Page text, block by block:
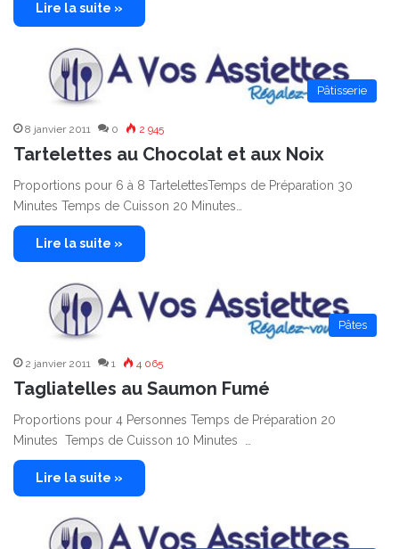
Lire la suite »
Pâtisserie
8 janvier 2011 0 2 945
Tartelettes au Chocolat et aux Noix
Proportions pour 6 à 8 TartelettesTemps de Préparation 30
Minutes Temps de Cuisson 20 Minutes…
Lire la suite »
Pâtes
2 janvier 2011 1 4 065
Tagliatelles au Saumon Fumé
Proportions pour 4 Personnes Temps de Préparation 20
Minutes Temps de Cuisson 10 Minutes …
Lire la suite »